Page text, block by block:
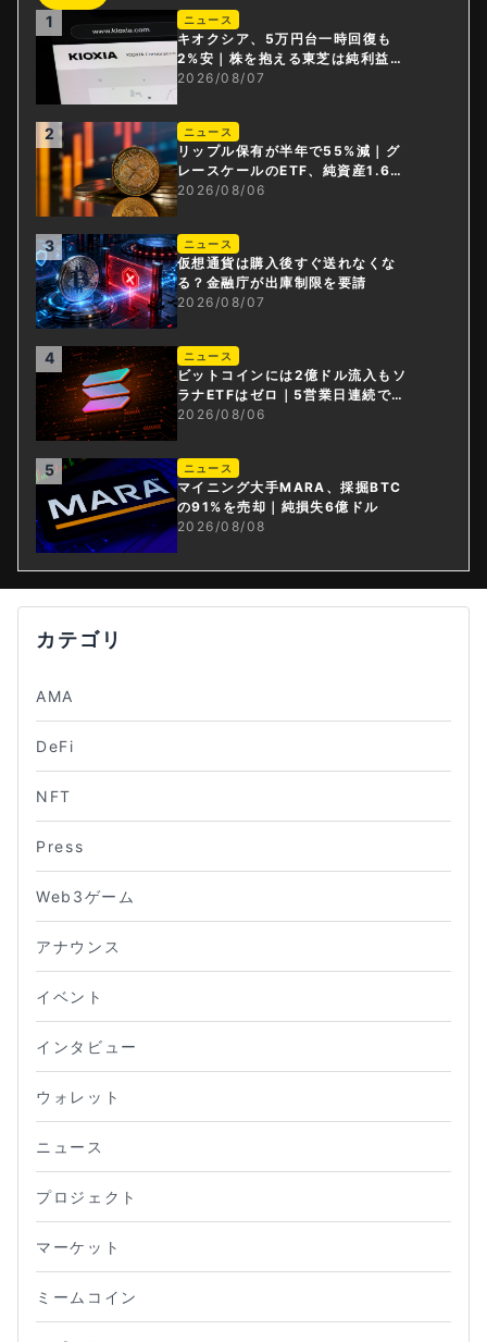
1 ニュース
キオクシア、5万円台一時回復も
2%安｜株を抱える東芝は純利益3
0倍
2026/08/07
2 ニュース
リップル保有が半年で55%減｜グ
レースケールのETF、純資産1.6億
ドル減
2026/08/06
3 ニュース
仮想通貨は購入後すぐ送れなくな
る？金融庁が出庫制限を要請
2026/08/07
4 ニュース
ビットコインには2億ドル流入もソ
ラナETFはゼロ｜5営業日連続で停
止
2026/08/06
5 ニュース
マイニング大手MARA、採掘BTC
の91%を売却｜純損失6億ドル
2026/08/08
カテゴリ
AMA
DeFi
NFT
Press
Web3ゲーム
アナウンス
イベント
インタビュー
ウォレット
ニュース
プロジェクト
マーケット
ミームコイン